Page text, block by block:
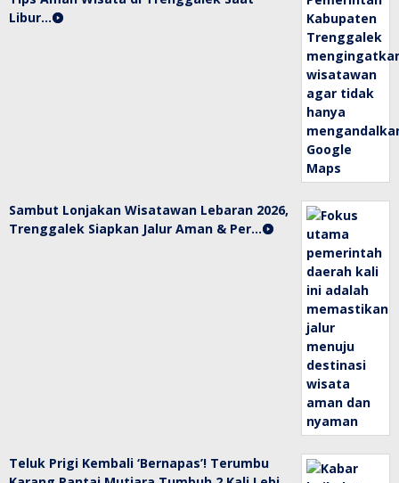
Libur…
Sambut Lonjakan Wisatawan Lebaran 2026,
Trenggalek Siapkan Jalur Aman & Per…
Teluk Prigi Kembali ‘Bernapas’! Terumbu